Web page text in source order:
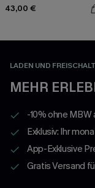
43,00 €
LADEN UND
MEHR
-10% ohne
Exklusiv: Ihr
App-Exklusive
Gratis Versand